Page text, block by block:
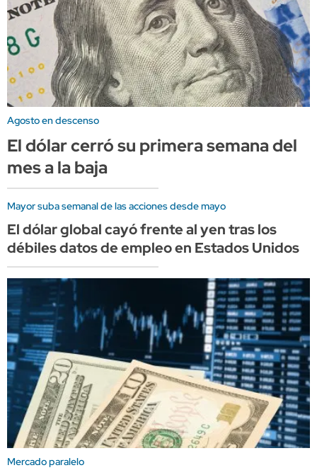
Agosto en descenso
El dólar cerró su primera semana del
mes a la baja
Mayor suba semanal de las acciones desde mayo
El dólar global cayó frente al yen tras los
débiles datos de empleo en Estados Unidos
Mercado paralelo